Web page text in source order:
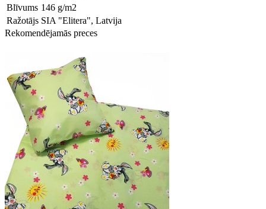
Blīvums 146 g/m2
Ražotājs SIA "Elitera", Latvija
Rekomendējamās preces